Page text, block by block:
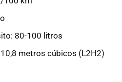
80-100 litros
metros cúbicos (L2H2)